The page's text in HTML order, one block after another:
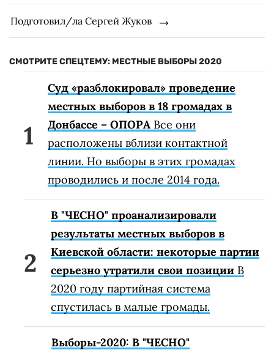
Подготовил/ла Сергей Жуков
СМОТРИТЕ СПЕЦТЕМУ: МЕСТНЫЕ ВЫБОРЫ 2020
Суд «разблокировал» проведение
местных выборов в 18 громадах в
Донбассе – ОПОРА Все они
расположены вблизи контактной
линии. Но выборы в этих громадах
проводились и после 2014 года.
В "ЧЕСНО" проанализировали
результаты местных выборов в
Киевской области: некоторые партии
серьезно утратили свои позиции В
2020 году партийная система
спустилась в малые громады.
Выборы-2020: В "ЧЕСНО"